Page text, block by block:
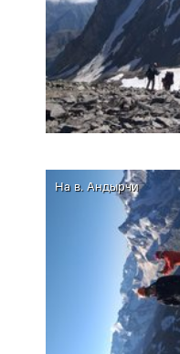
На в. Андырчи